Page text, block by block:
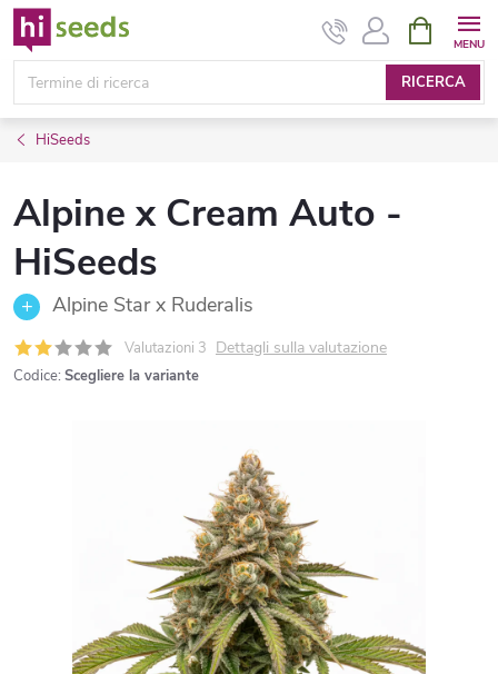
Vai
contenuto
RICERCA
DELLA
SPESA
HiSeeds
Alpine x Cream Auto -
HiSeeds
Alpine Star x Ruderalis
Valutazioni 3 Dettagli sulla valutazione
Codice: Scegliere la variante